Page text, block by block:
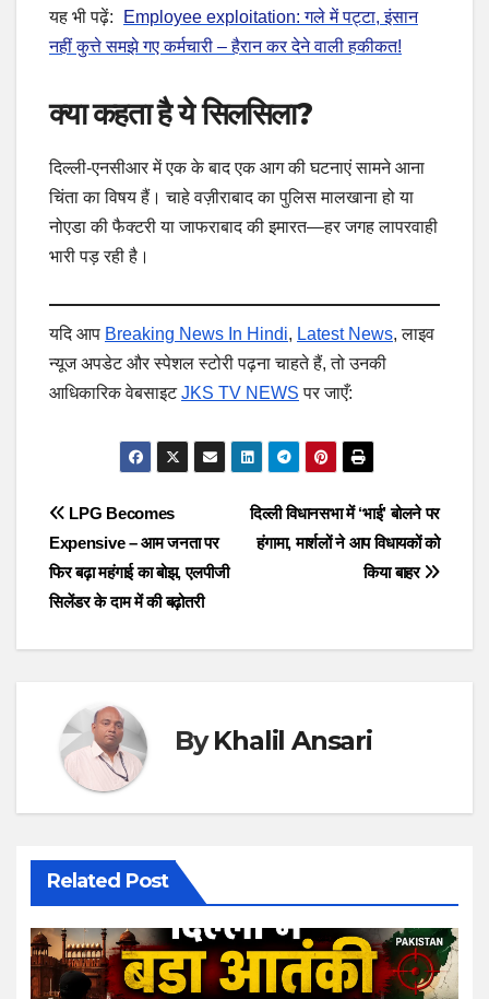
यह भी पढ़ें:
Employee exploitation: गले में पट्टा, इंसान
नहीं कुत्ते समझे गए कर्मचारी – हैरान कर देने वाली हकीकत!
क्या कहता है ये सिलसिला?
दिल्ली-एनसीआर में एक के बाद एक आग की घटनाएं सामने आना
चिंता का विषय हैं। चाहे वज़ीराबाद का पुलिस मालखाना हो या
नोएडा की फैक्टरी या जाफराबाद की इमारत—हर जगह लापरवाही
भारी पड़ रही है।
यदि आप Breaking News In Hindi, Latest News, लाइव
न्यूज अपडेट और स्पेशल स्टोरी पढ़ना चाहते हैं, तो उनकी
आधिकारिक वेबसाइटJKS TV NEWS पर जाएँ:
Post
navigation
दिल्ली विधानसभा में ‘भाई’ बोलने पर
हंगामा, मार्शलों ने आप विधायकों को
किया बाहर
LPG Becomes
Expensive – आम जनता पर
फिर बढ़ा महंगाई का बोझ, एलपीजी
सिलेंडर के दाम में की बढ़ोतरी
ByKhalil Ansari
Related Post